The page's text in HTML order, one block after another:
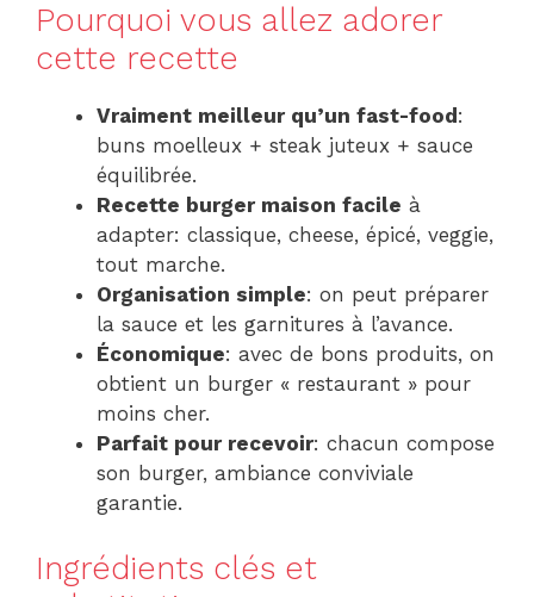
Pourquoi vous allez adorer
cette recette
Vraiment meilleur qu’un fast-food :
buns moelleux + steak juteux + sauce
équilibrée.
Recette burger maison facile à
adapter: classique, cheese, épicé, veggie,
tout marche.
Organisation simple: on peut préparer
la sauce et les garnitures à l’avance.
Économique: avec de bons produits, on
obtient un burger « restaurant » pour
moins cher.
Parfait pour recevoir: chacun compose
son burger, ambiance conviviale
garantie.
Ingrédients clés et